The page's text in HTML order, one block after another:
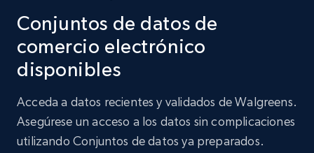
Conjuntos de datos de
comercio electrónico
disponibles
Acceda a datos recientes y validados de Walgreens.
Asegúrese un acceso a los datos sin complicaciones
utilizando Conjuntos de datos ya preparados.